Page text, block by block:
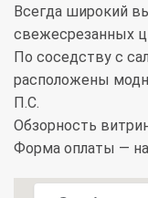
Всегда широкий
свежесрезанных
По соседству с
расположены
П.С.
Обзорность
Форма оплаты —